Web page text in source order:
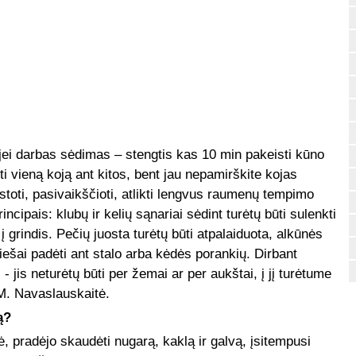
darbas sėdimas – stengtis kas 10 min pakeisti kūno
vieną koją ant kitos, bent jau nepamirškite kojas
pasivaikščioti, atlikti lengvus raumenų tempimo
klubų ir kelių sąnariai sėdint turėtų būti sulenkti
Pečių juosta turėtų būti atpalaiduota, alkūnės
padėti ant stalo arba kėdės porankių. Dirbant
jis neturėtų būti per žemai ar per aukštai, į jį turėtume
Navaslauskaitė.
pradėjo skaudėti nugarą, kaklą ir galvą, įsitempusi